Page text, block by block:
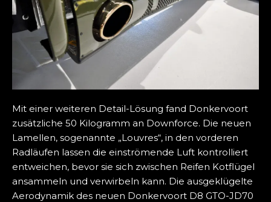
Mit einer weiteren Detail-Lösung fand Donkervoort
zusätzliche 50 Kilogramm an Downforce. Die neuen
Lamellen, sogenannte „Louvres“, in den vorderen
Radläufen lassen die einströmende Luft kontrolliert
entweichen, bevor sie sich zwischen Reifen Kotflügel
ansammeln und verwirbeln kann. Die ausgeklügelte
Aerodynamik des neuen Donkervoort D8 GTO-JD70